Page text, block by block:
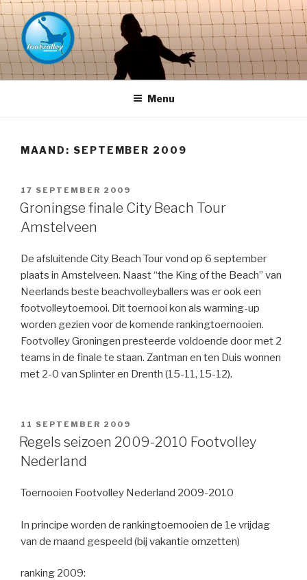
Naar
de
inhoud
springen
FOOTVOLLEY GRONINGEN –
THE HOME OF PETACCHI'S
Menu
MAAND: SEPTEMBER 2009
GEPLAATST
OP
17 SEPTEMBER 2009
Groningse finale City Beach Tour
Amstelveen
De afsluitende City Beach Tour vond op 6 september
plaats in Amstelveen. Naast “the King of the Beach” van
Neerlands beste beachvolleyballers was er ook een
footvolleytoernooi. Dit toernooi kon als warming-up
worden gezien voor de komende rankingtoernooien.
Footvolley Groningen presteerde voldoende door met 2
teams in de finale te staan. Zantman en ten Duis wonnen
met 2-0 van Splinter en Drenth (15-11, 15-12).
GEPLAATST
OP
11 SEPTEMBER 2009
Regels seizoen 2009-2010 Footvolley
Nederland
Toernooien Footvolley Nederland 2009-2010
In principe worden de rankingtoernooien de 1e vrijdag
van de maand gespeeld (bij vakantie omzetten)
ranking 2009: